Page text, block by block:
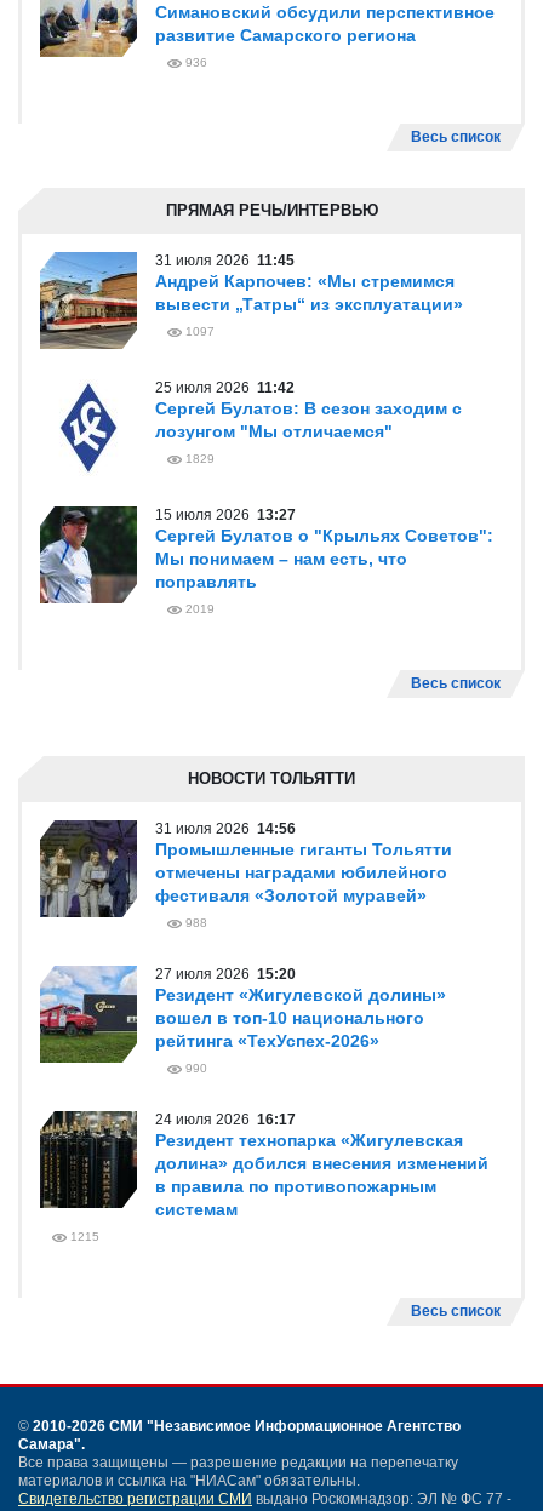
Симановский обсудили перспективное
развитие Самарского региона
936
Весь список
ПРЯМАЯ РЕЧЬ/ИНТЕРВЬЮ
31 июля 2026 11:45
Андрей Карпочев: «Мы стремимся
вывести „Татры“ из эксплуатации»
1097
25 июля 2026 11:42
Сергей Булатов: В сезон заходим с
лозунгом "Мы отличаемся"
1829
15 июля 2026 13:27
Сергей Булатов о "Крыльях Советов":
Мы понимаем – нам есть, что
поправлять
2019
Весь список
НОВОСТИ ТОЛЬЯТТИ
31 июля 2026 14:56
Промышленные гиганты Тольятти
отмечены наградами юбилейного
фестиваля «Золотой муравей»
988
27 июля 2026 15:20
Резидент «Жигулевской долины»
вошел в топ-10 национального
рейтинга «ТехУспех-2026»
990
24 июля 2026 16:17
Резидент технопарка «Жигулевская
долина» добился внесения изменений
в правила по противопожарным
системам
1215
Весь список
© 2010-2026 СМИ "Независимое Информационное Агентство
Самара".
Все права защищены — разрешение редакции на перепечатку
материалов и ссылка на "НИАСам" обязательны.
Свидетельство регистрации СМИ выдано Роскомнадзор: ЭЛ № ФС 77 -